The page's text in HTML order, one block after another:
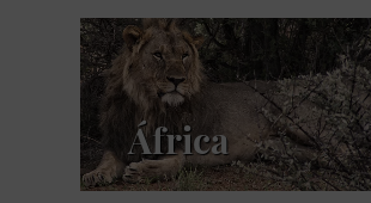
África